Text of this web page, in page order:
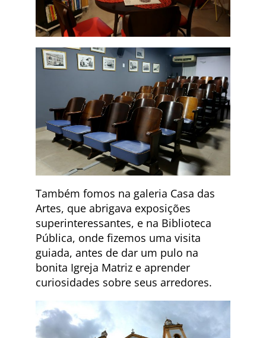
Também fomos na galeria Casa das
Artes, que abrigava exposições
superinteressantes, e na Biblioteca
Pública, onde fizemos uma visita
guiada, antes de dar um pulo na
bonita Igreja Matriz e aprender
curiosidades sobre seus arredores.